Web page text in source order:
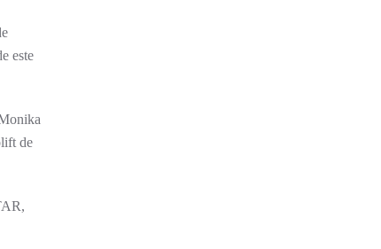
este
de